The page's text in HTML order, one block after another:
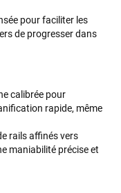
pour faciliter les
de progresser dans
calibrée pour
rapide, même
rails affinés vers
maniabilité précise et